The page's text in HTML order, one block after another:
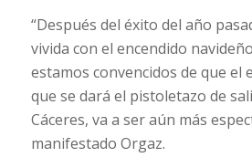
“Después del éxito del año
vivida con el encendido
estamos convencidos de que el
que se dará el pistoletazo de
Cáceres, va a ser aún más
manifestado Orgaz.